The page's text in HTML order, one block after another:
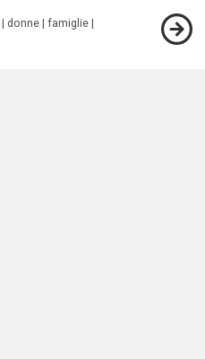
donne
famiglie